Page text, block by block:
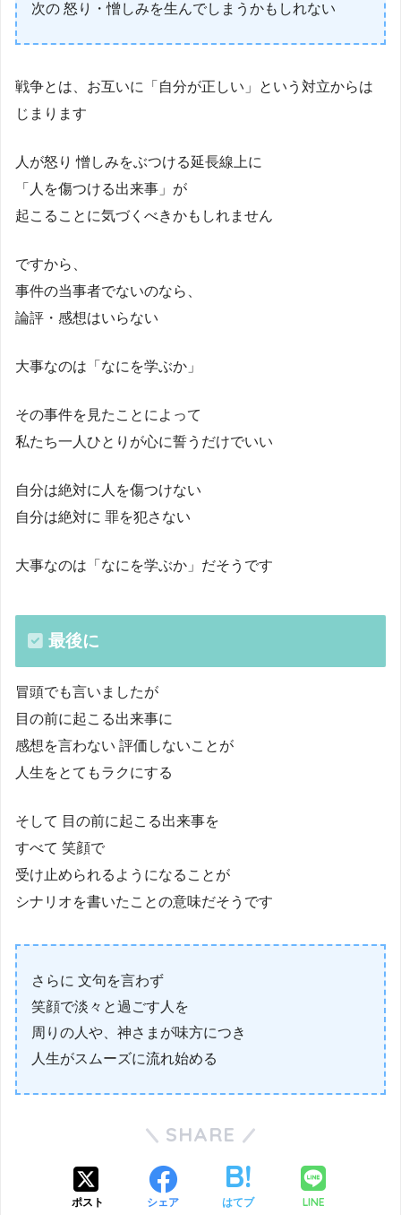
次の 怒り・憎しみを生んでしまうかもしれない
戦争とは、お互いに「自分が正しい」という対立からは
じまります
人が怒り 憎しみをぶつける延長線上に
「人を傷つける出来事」が
起こることに気づくべきかもしれません
ですから、
事件の当事者でないのなら、
論評・感想はいらない
大事なのは「なにを学ぶか」
その事件を見たことによって
私たち一人ひとりが心に誓うだけでいい
自分は絶対に人を傷つけない
自分は絶対に 罪を犯さない
大事なのは「なにを学ぶか」だそうです
最後に
冒頭でも言いましたが
目の前に起こる出来事に
感想を言わない 評価しないことが
人生をとてもラクにする
そして 目の前に起こる出来事を
すべて 笑顔で
受け止められるようになることが
シナリオを書いたことの意味だそうです
さらに 文句を言わず
笑顔で淡々と過ごす人を
周りの人や、神さまが味方につき
人生がスムーズに流れ始める
SHARE
ポスト シェア はてブ LINE